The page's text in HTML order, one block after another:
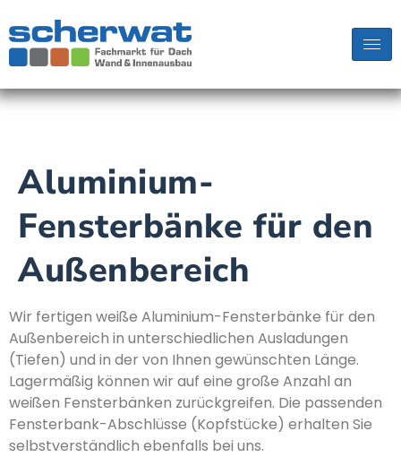
Aluminium-
Fensterbänke für den
Außenbereich
Wir fertigen weiße Aluminium-Fensterbänke für den
Außenbereich in unterschiedlichen Ausladungen
(Tiefen) und in der von Ihnen gewünschten Länge.
Lagermäßig können wir auf eine große Anzahl an
weißen Fensterbänken zurückgreifen. Die passenden
Fensterbank-Abschlüsse (Kopfstücke) erhalten Sie
selbstverständlich ebenfalls bei uns.